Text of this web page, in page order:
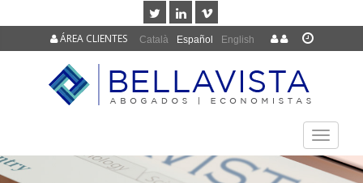
Català Español English
ÁREA CLIENTES
TOGGLE